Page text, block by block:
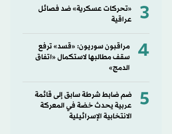
3
«تحركات عسكرية» ضد فصائل
عراقية
4
مراقبون سوريون: «قسد» ترفع
سقف مطالبها لاستكمال «اتفاق
الدمج»
5
ضم ضابط شرطة سابق إلى قائمة
عربية يحدث خضة في المعركة
الانتخابية الإسرائيلية